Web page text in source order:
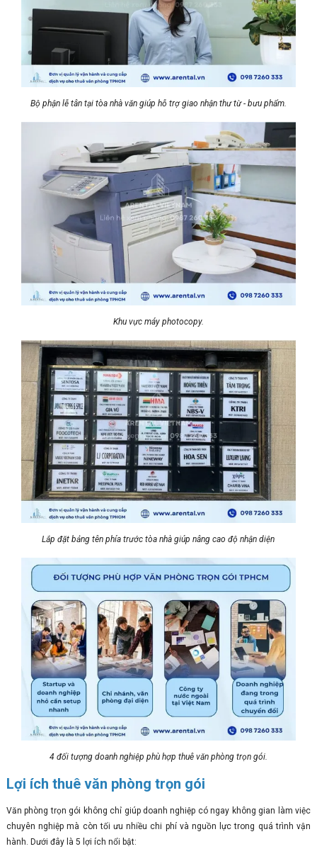
Bộ phận lễ tân tại tòa nhà văn giúp hỗ trợ giao nhận thư từ - bưu phẩm.
Khu vực máy photocopy.
Lắp đặt bảng tên phía trước tòa nhà giúp nâng cao độ nhận diện
4 đối tượng doanh nghiệp phù hợp thuê văn phòng trọn gói.
Lợi ích thuê văn phòng trọn gói
Văn phòng trọn gói không chỉ giúp doanh nghiệp có ngay không gian làm việc
chuyên nghiệp mà còn tối ưu nhiều chi phí và nguồn lực trong quá trình vận
hành. Dưới đây là 5 lợi ích nổi bật: